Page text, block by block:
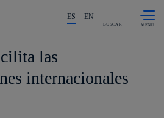
La acción en accionistas e
ES EN
BUSCAR
las
internacionales